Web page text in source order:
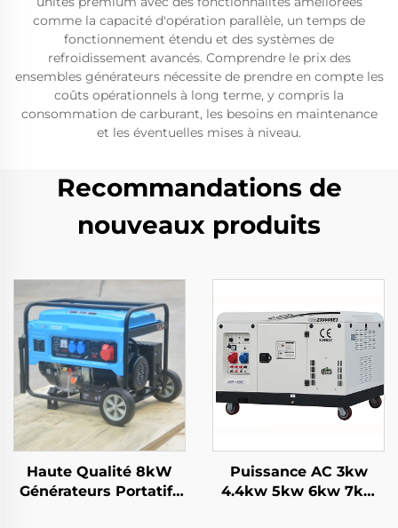
comme la capacité d'opération parallèle, un temps de
fonctionnement étendu et des systèmes de
refroidissement avancés. Comprendre le prix des
ensembles générateurs nécessite de prendre en compte les
coûts opérationnels à long terme, y compris la
consommation de carburant, les besoins en maintenance
et les éventuelles mises à niveau.
Recommandations de
nouveaux produits
Haute Qualité 8kW
Générateurs Portatifs
Puissance AC 3kw
4.4kw 5kw 6kw 7kw